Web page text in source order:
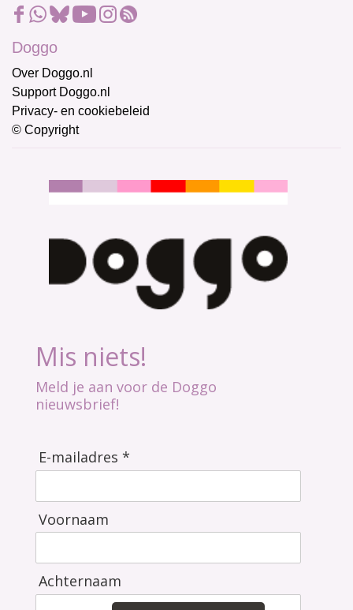
Doggo
Over Doggo.nl
Support Doggo.nl
Privacy- en cookiebeleid
© Copyright
Mis niets!
Meld je aan voor de Doggo
nieuwsbrief!
E-mailadres *
Voornaam
Achternaam